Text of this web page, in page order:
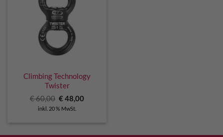
Climbing Technology
Twister
€60,00 Ursprünglicher
Preis
war:
€ 48,00Aktueller
inkl. 20 % MwSt.